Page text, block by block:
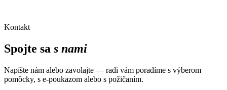
Kontakt
Spojte sa s nami
Napíšte nám alebo zavolajte — radi vám poradíme s výberom
pomôcky, s e-poukazom alebo s požičaním.